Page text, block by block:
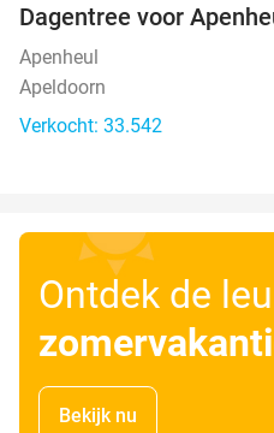
Dagentree voor
Apenheul
Apeldoorn
Verkocht: 33.542
Ontdek de
Bekijk nu